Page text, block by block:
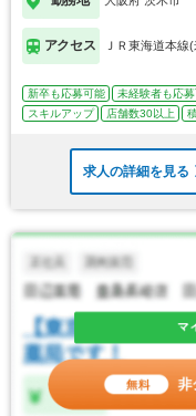
アクセス ＪＲ東海道本
新卒も応募可能 未経験者も応
スキルアップ
店舗数30以上
求人の詳細を見る